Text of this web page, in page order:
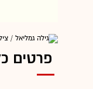
פרטים